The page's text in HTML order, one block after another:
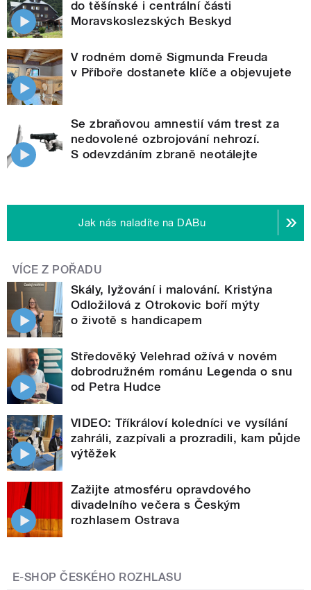
do těšínské i centrální části
Moravskoslezských Beskyd
V rodném domě Sigmunda Freuda
v Příboře dostanete klíče a objevujete
Se zbraňovou amnestií vám trest za
nedovolené ozbrojování nehrozí.
S odevzdáním zbraně neotálejte
Jak nás naladíte na DABu
VÍCE Z POŘADU
Skály, lyžování i malování. Kristýna
Odložilová z Otrokovic boří mýty
o životě s handicapem
Středověký Velehrad ožívá v novém
dobrodružném románu Legenda o snu
od Petra Hudce
VIDEO: Tříkráloví koledníci ve vysílání
zahráli, zazpívali a prozradili, kam půjde
výtěžek
Zažijte atmosféru opravdového
divadelního večera s Českým
rozhlasem Ostrava
E-SHOP ČESKÉHO ROZHLASU